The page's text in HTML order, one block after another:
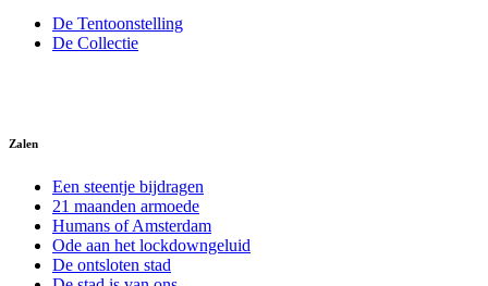
De Tentoonstelling
De Collectie
Zalen
Een steentje bijdragen
21 maanden armoede
Humans of Amsterdam
Ode aan het lockdowngeluid
De ontsloten stad